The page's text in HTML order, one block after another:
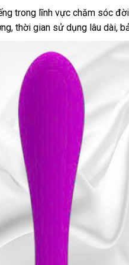
trong lĩnh vực chăm sóc
thời gian sử dụng lâu dài,